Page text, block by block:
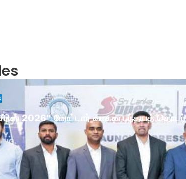
2026” மோட்டார் வாகன பந்தயத் தொடர்